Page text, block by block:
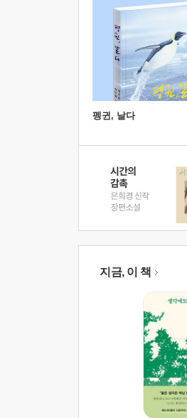
펭귄, 날다
지금, 이 책